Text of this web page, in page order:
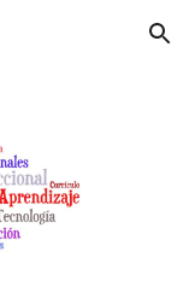
Skip to navigation